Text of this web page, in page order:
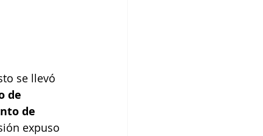
se llevó
de
de
expuso